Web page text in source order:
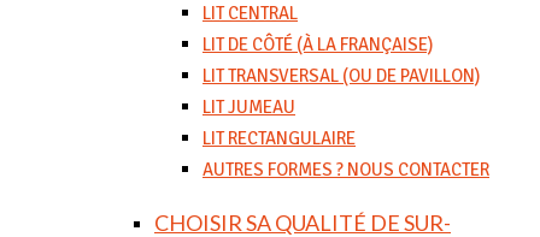
LIT CENTRAL
LIT DE CÔTÉ (À LA FRANÇAISE)
LIT TRANSVERSAL (OU DE PAVILLON)
LIT JUMEAU
LIT RECTANGULAIRE
AUTRES FORMES ? NOUS CONTACTER
CHOISIR SA QUALITÉ DE SUR-